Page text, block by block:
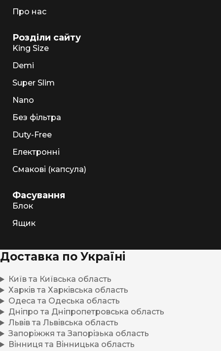
Про нас
Розділи сайту
King Size
Demi
Super Slim
Nano
Без фільтра
Duty-Free
Електронні
Смакові (капсула)
Фасування
Блок
Ящик
Доставка по Україні
Київ та Київська область
Харків та Харківська область
Одеса та Одеська область
Дніпро та Дніпропетровська область
Львів та Львівська область
Запоріжжя та Запорізька область
Вінниця та Вінницька область